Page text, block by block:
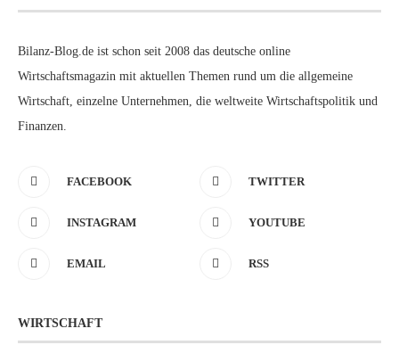
Bilanz-Blog.de ist schon seit 2008 das deutsche online
Wirtschaftsmagazin mit aktuellen Themen rund um die allgemeine
Wirtschaft, einzelne Unternehmen, die weltweite Wirtschaftspolitik und
Finanzen.
FACEBOOK TWITTER
INSTAGRAM YOUTUBE
EMAIL RSS
WIRTSCHAFT